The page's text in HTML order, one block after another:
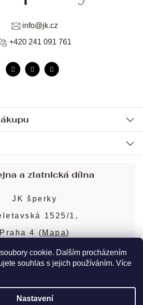
cookie. Dalším procházením
souhlas s jejich používáním. Více
Nastavení
údajů
schůzky
info@jk.cz
+420 241 091 761
a zlatnická dílna
JK šperky
1525/1,
Praha 4 ( Mapa)
Více o prodejně
JK šperky. Všechna práva
Upravit nastavení cookies